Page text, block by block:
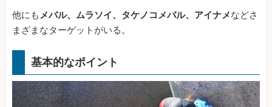
他にもメバル、ムラソイ、タケノコメバル、アイナメなどさ
まざまなターゲットがいる。
基本的なポイント